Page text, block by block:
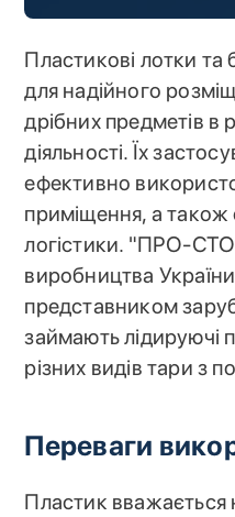
Пластикові лотки
для надійного
дрібних предметів в
діяльності. Їх
ефективно
приміщення, а також
логістики. "ПРО-
виробництва
представником
займають лідируючі
різних видів тари з
Переваги
Пластик